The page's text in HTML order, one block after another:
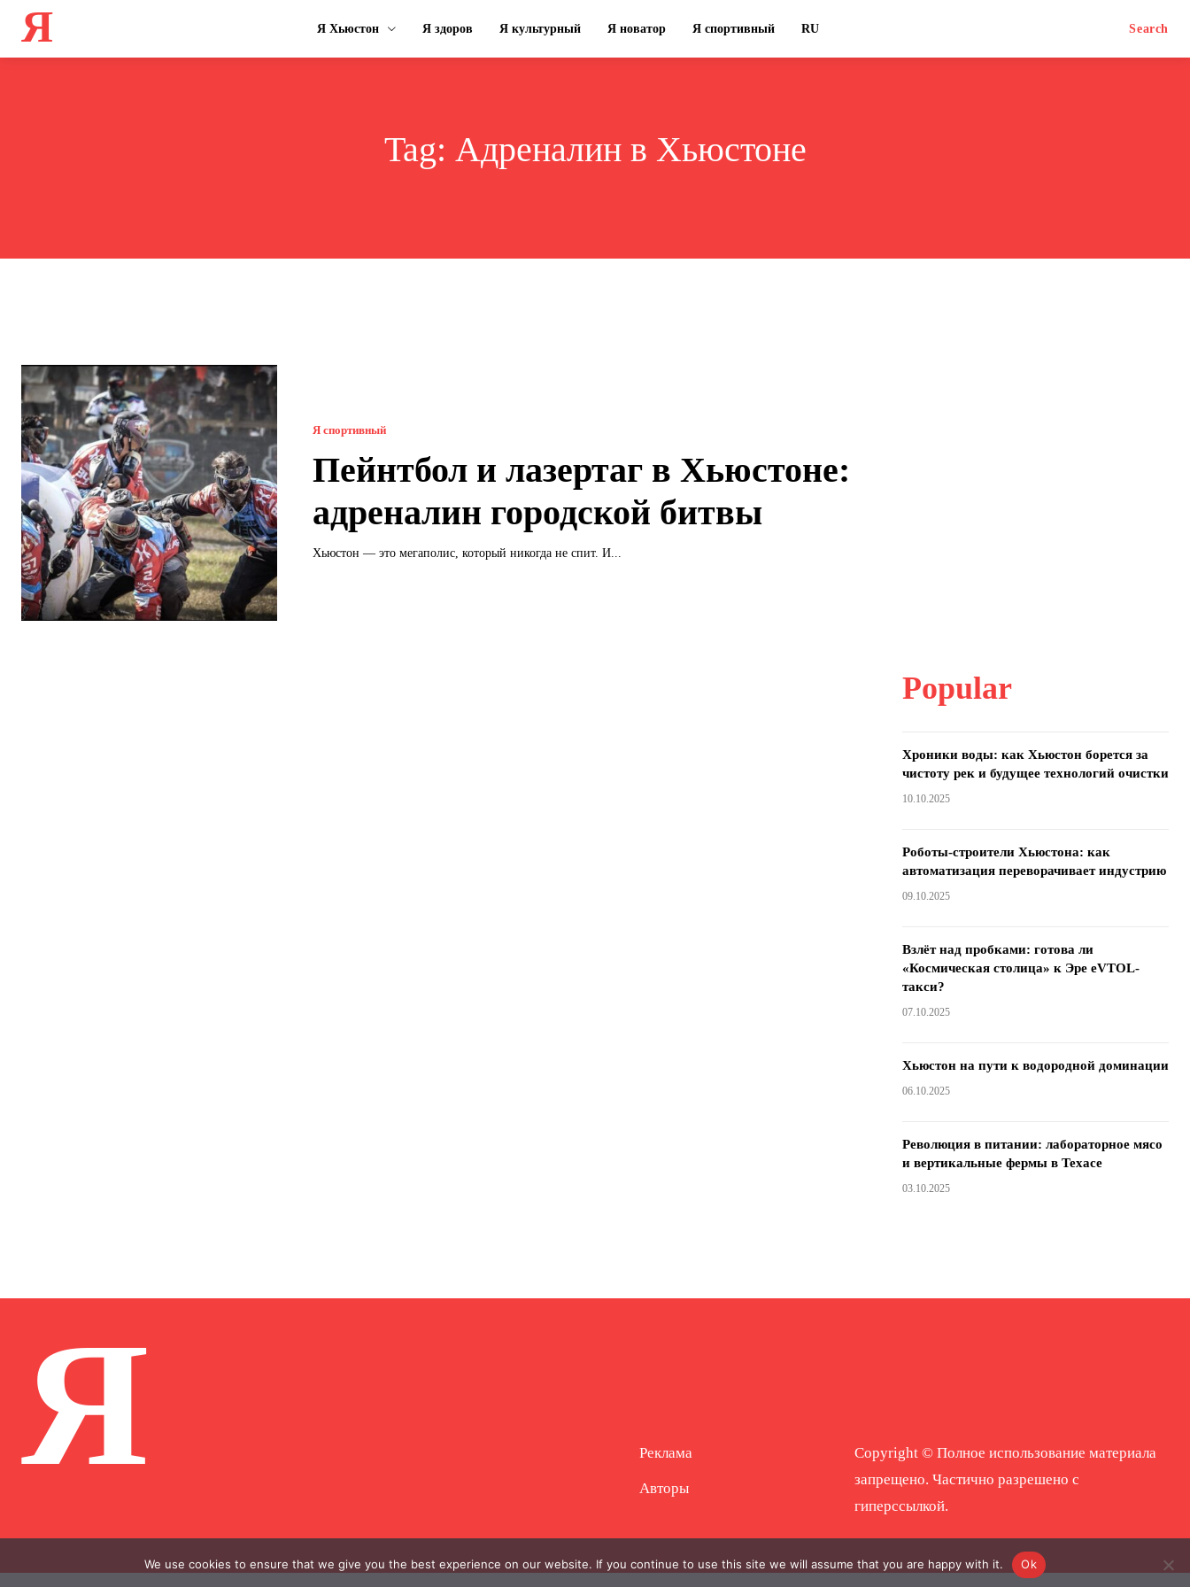
Я Я Хьюстон Я здоров Я культурный Я новатор Я спортивный RU Search
Tag: Адреналин в Хьюстоне
Я спортивный
Пейнтбол и лазертаг в Хьюстоне:
адреналин городской битвы
Хьюстон — это мегаполис, который никогда не спит. И...
Popular
Хроники воды: как Хьюстон борется за
чистоту рек и будущее технологий очистки
10.10.2025
Роботы-строители Хьюстона: как
автоматизация переворачивает индустрию
09.10.2025
Взлёт над пробками: готова ли
«Космическая столица» к Эре eVTOL-
такси?
07.10.2025
Хьюстон на пути к водородной доминации
06.10.2025
Революция в питании: лабораторное мясо
и вертикальные фермы в Техасе
03.10.2025
Я Реклама
Авторы
Copyright © Полное использование материала
запрещено. Частично разрешено с
гиперссылкой.
We use cookies to ensure that we give you the best experience on our website. If you continue to use this site we will assume that you are happy with it. Ok